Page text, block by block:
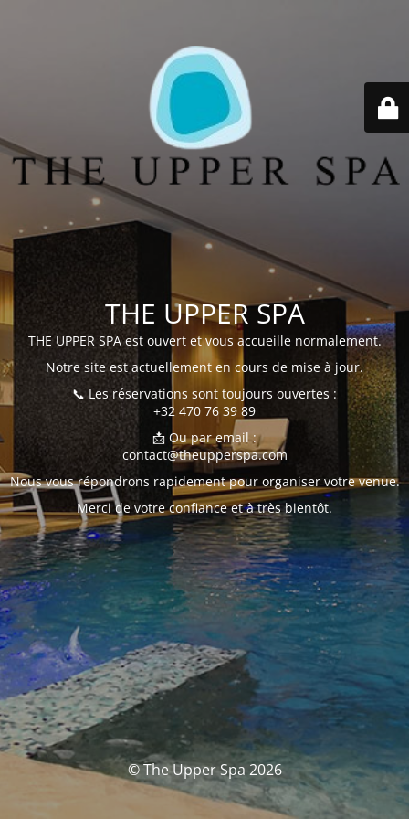
THE UPPER SPA
THE UPPER SPA est ouvert et vous accueille normalement.
Notre site est actuellement en cours de mise à jour.
📞 Les réservations sont toujours ouvertes :
+32 470 76 39 89
📩 Ou par email :
contact@theupperspa.com
Nous vous répondrons rapidement pour organiser votre venue.
Merci de votre confiance et à très bientôt.
© The Upper Spa 2026